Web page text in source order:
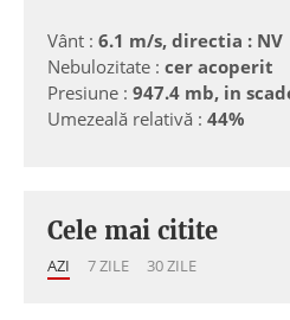
Vânt : 6.1 m/s, directia : NV
Nebulozitate : cer acoperit
Presiune : 947.4 mb, in
Umezeală relativă : 44%
Cele mai citite
AZI 7 ZILE 30 ZILE